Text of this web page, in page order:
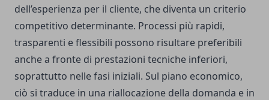
dell’esperienza per il cliente, che diventa un criterio
competitivo determinante. Processi più rapidi,
trasparenti e flessibili possono risultare preferibili
anche a fronte di prestazioni tecniche inferiori,
soprattutto nelle fasi iniziali. Sul piano economico,
ciò si traduce in una riallocazione della domanda e in